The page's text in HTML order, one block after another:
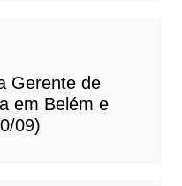
Gerente de
em Belém e
09)